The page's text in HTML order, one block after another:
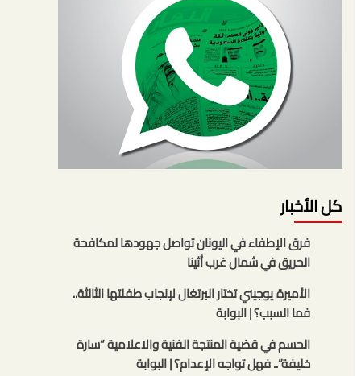
كل الأخبار
فرق الإطفاء في اليونان تواصل جهودها لمكافحة
الحريق في شمال غرب أثينا
الأميرة يوجيني تختار البرتغال لإنجاب طفلتها الثالثة..
فما السبب؟ | البوابة
الحسم في قضية المنتجة الفنية والاعلامية “سارة
خليفة”.. فهل تواجه الإعدام؟ | البوابة